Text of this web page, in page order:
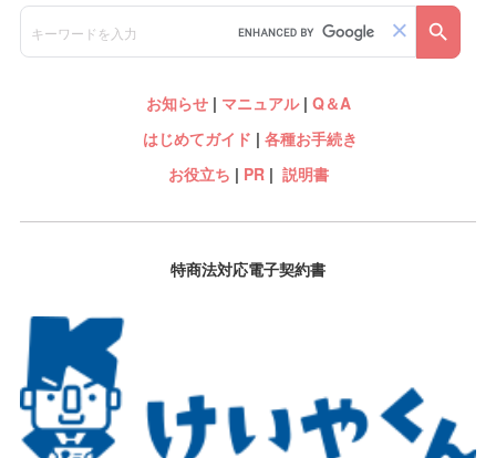
お知らせ| マニュアル| Q＆A
はじめてガイド | 各種お手続き
お役立ち | PR| 説明書
特商法対応電子契約書